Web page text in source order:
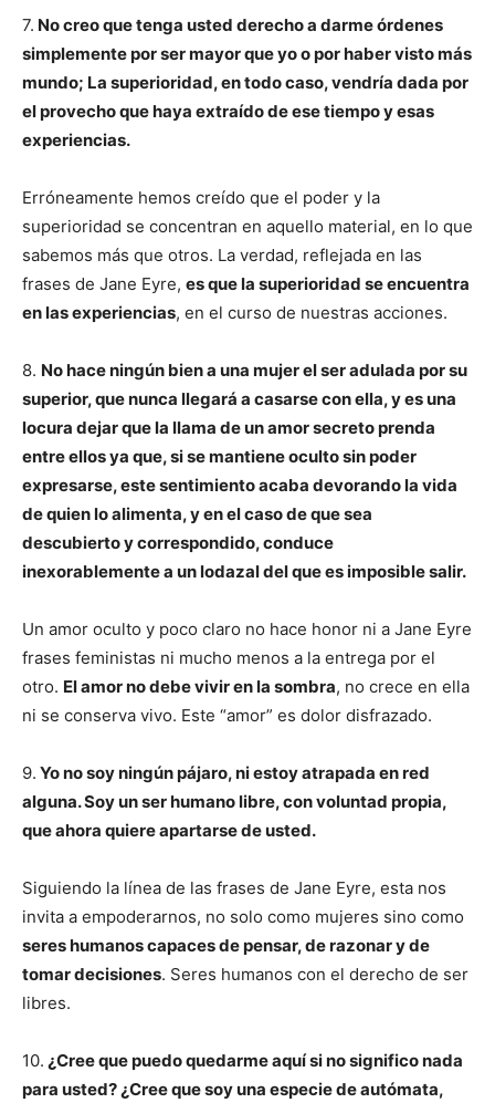
7. No creo que tenga usted derecho a darme órdenes
simplemente por ser mayor que yo o por haber visto más
mundo; La superioridad, en todo caso, vendría dada por
el provecho que haya extraído de ese tiempo y esas
experiencias.
Erróneamente hemos creído que el poder y la
superioridad se concentran en aquello material, en lo que
sabemos más que otros. La verdad, reflejada en las
frases de Jane Eyre, es que la superioridad se encuentra
en las experiencias, en el curso de nuestras acciones.
8. No hace ningún bien a una mujer el ser adulada por su
superior, que nunca llegará a casarse con ella, y es una
locura dejar que la llama de un amor secreto prenda
entre ellos ya que, si se mantiene oculto sin poder
expresarse, este sentimiento acaba devorando la vida
de quien lo alimenta, y en el caso de que sea
descubierto y correspondido, conduce
inexorablemente a un lodazal del que es imposible salir.
Un amor oculto y poco claro no hace honor ni a Jane Eyre
frases feministas ni mucho menos a la entrega por el
otro. El amor no debe vivir en la sombra, no crece en ella
ni se conserva vivo. Este “amor” es dolor disfrazado.
9. Yo no soy ningún pájaro, ni estoy atrapada en red
alguna. Soy un ser humano libre, con voluntad propia,
que ahora quiere apartarse de usted.
Siguiendo la línea de las frases de Jane Eyre, esta nos
invita a empoderarnos, no solo como mujeres sino como
seres humanos capaces de pensar, de razonar y de
tomar decisiones. Seres humanos con el derecho de ser
libres.
10. ¿Cree que puedo quedarme aquí si no significo nada
para usted? ¿Cree que soy una especie de autómata,